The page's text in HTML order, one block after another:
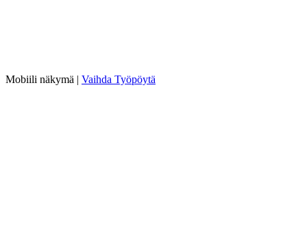
Mobiili näkymä | Vaihda Työpöytä